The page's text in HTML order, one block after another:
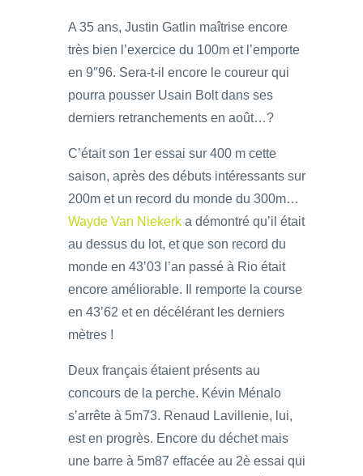
A 35 ans, Justin Gatlin maîtrise encore
très bien l’exercice du 100m et l’emporte
en 9″96. Sera-t-il encore le coureur qui
pourra pousser Usain Bolt dans ses
derniers retranchements en août…?
C’était son 1er essai sur 400 m cette
saison, après des débuts intéressants sur
200m et un record du monde du 300m…
Wayde Van Niekerk a démontré qu’il était
au dessus du lot, et que son record du
monde en 43’03 l’an passé à Rio était
encore améliorable. Il remporte la course
en 43’62 et en décélérant les derniers
mètres !
Deux français étaient présents au
concours de la perche. Kévin Ménalo
s’arrête à 5m73. Renaud Lavillenie, lui,
est en progrès. Encore du déchet mais
une barre à 5m87 effacée au 2è essai qui